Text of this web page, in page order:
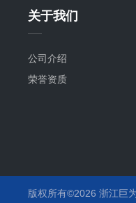
关于我们
公司介绍
荣誉资质
版权所有©2026 浙江